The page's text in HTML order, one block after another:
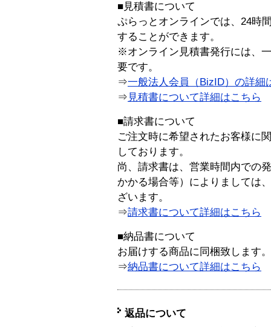
■見積書について
ぷらっとオンラインでは、24時
することができます。
※オンライン見積書発行には、
要です。
⇒一般法人会員（BizID）の詳細
⇒ 見積書について詳細はこちら
■請求書について
ご注文時に希望されたお客様に
しております。
尚、請求書は、営業時間内での
かかる場合等）によりましては
ざいます。
⇒請求書について詳細はこちら
■納品書について
お届けする商品に同梱致します。
⇒納品書について詳細はこちら
返品について